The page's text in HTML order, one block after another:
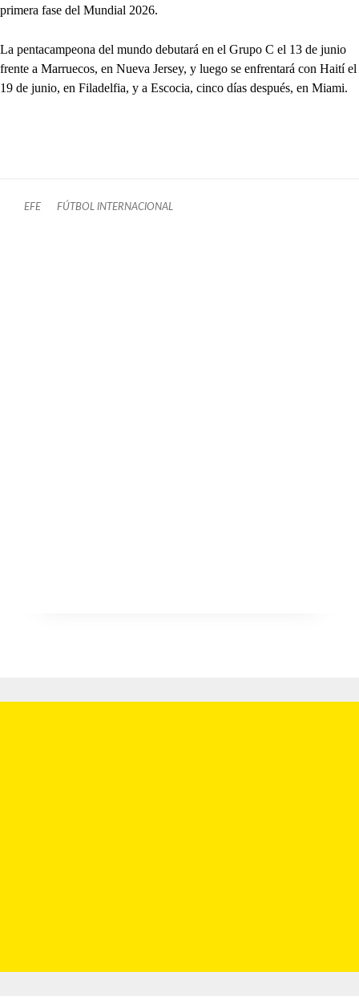
primera fase del Mundial 2026.
La pentacampeona del mundo debutará en el Grupo C el 13 de junio
frente a Marruecos, en Nueva Jersey, y luego se enfrentará con Haití el
19 de junio, en Filadelfia, y a Escocia, cinco días después, en Miami.
EFE FÚTBOL INTERNACIONAL